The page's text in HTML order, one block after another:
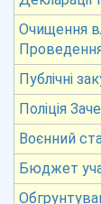
Очищення
Публічні
Поліція
Воєнний
Бюджет